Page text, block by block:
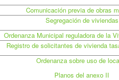
Comunicación previa de obras
Segregación de viviendas
Ordenanza Municipal reguladora de la
Registro de solicitantes de vivienda
Ordenanza sobre uso de
Planos del anexo II